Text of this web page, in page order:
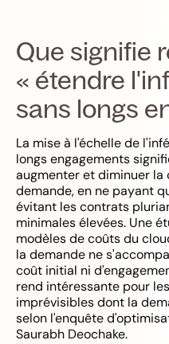
Que signifie
« étendre
sans longs
La mise à l'échelle de
longs engagements
augmenter et diminuer
demande, en ne payant
évitant les contrats
minimales élevées. Une
modèles de coûts du
la demande ne
coût initial ni
rend intéressante pour
imprévisibles dont la
selon l'enquête
Saurabh Deochake.